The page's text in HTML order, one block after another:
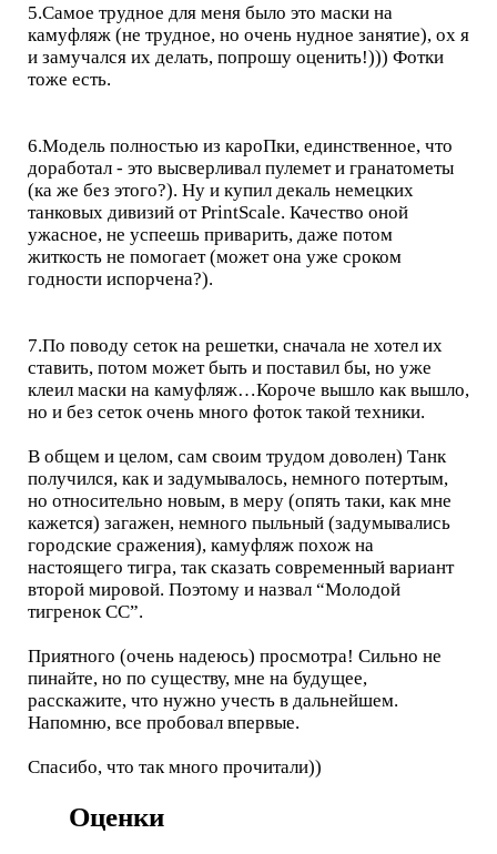
5.Самое трудное для меня было это маски на
камуфляж (не трудное, но очень нудное занятие), ох я
и замучался их делать, попрошу оценить!))) Фотки
тоже есть.
6.Модель полностью из кароПки, единственное, что
доработал - это высверливал пулемет и гранатометы
(ка же без этого?). Ну и купил декаль немецких
танковых дивизий от PrintScale. Качество оной
ужасное, не успеешь приварить, даже потом
житкость не помогает (может она уже сроком
годности испорчена?).
7.По поводу сеток на решетки, сначала не хотел их
ставить, потом может быть и поставил бы, но уже
клеил маски на камуфляж…Короче вышло как вышло,
но и без сеток очень много фоток такой техники.
В общем и целом, сам своим трудом доволен) Танк
получился, как и задумывалось, немного потертым,
но относительно новым, в меру (опять таки, как мне
кажется) загажен, немного пыльный (задумывались
городские сражения), камуфляж похож на
настоящего тигра, так сказать современный вариант
второй мировой. Поэтому и назвал “Молодой
тигренок СС”.
Приятного (очень надеюсь) просмотра! Сильно не
пинайте, но по существу, мне на будущее,
расскажите, что нужно учесть в дальнейшем.
Напомню, все пробовал впервые.
Спасибо, что так много прочитали))
Оценки